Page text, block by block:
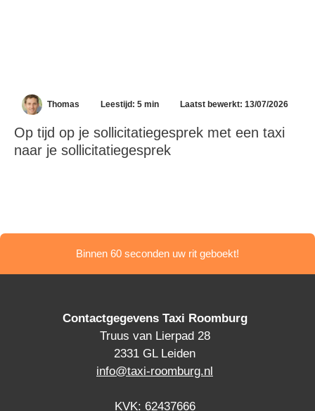
Thomas Leestijd: 5 min Laatst bewerkt: 13/07/2026
Op tijd op je sollicitatiegesprek met een taxi
naar je sollicitatiegesprek
Binnen 60 seconden uw rit geboekt!
Contactgegevens Taxi Roomburg
Truus van Lierpad 28
2331 GL Leiden
info@taxi-roomburg.nl
KVK: 62437666